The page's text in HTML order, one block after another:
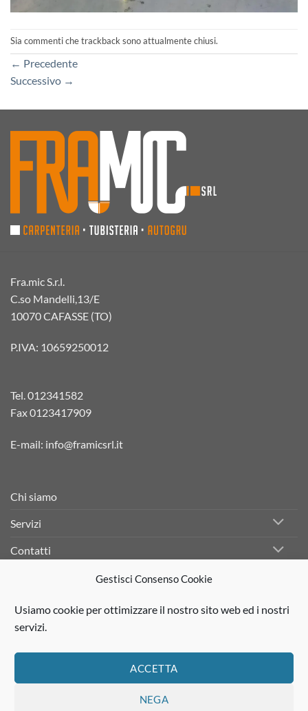
Gestisci Consenso Cookie
Usiamo cookie per ottimizzare il nostro sito web ed i nostri
servizi.
ACCETTA
NEGA
Sia commenti che trackback sono attualmente chiusi.
← Precedente
Successivo →
Fra.mic S.r.l.
C.so Mandelli,13/E
10070 CAFASSE (TO)
P.IVA: 10659250012
Tel.012341582
Fax 0123417909
E-mail: info@framicsrl.it
Chi siamo
Servizi
Contatti
PayPal Stripe